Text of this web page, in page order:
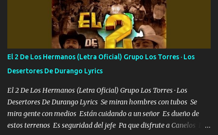
con los drones patrullando la Frontera De Tijuana Bulevares
Bellas Artes me ve en las blancas ya hace falta mi APA FLACO
verde se le extraña pa que sepan Aquí Pura GENTE DE LA RANA 🐸
POR CLAVE ES EL CALI 4 EN LA CIUDAD TIJUANA Música Al
tirante andamos mi carnal atento a cualquier necesidad no porque
se ve limpio el camino nos confiamos al andar y nunca con la
misma piedra me vuelvo a tropezar Cuando ando de enamorado
en corto me tiró a per...
El 2 De Los Hermanos (Letra Oficial) Grupo Los Torres · Los
Desertores De Durango Lyrics
El 2 De Los Hermanos (Letra Oficial) Grupo Los Torres · Los
Desertores De Durango Lyrics Se miran hombres con tubos Se
mira gente con medios Están cuidando a un señor Es dueño de
estos terrenos Es seguridad del jefe Pa que disfrute a Canelos Es